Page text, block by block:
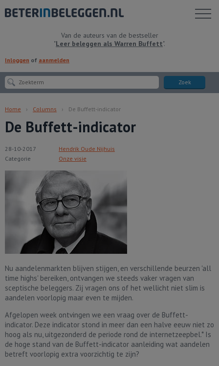
Van de auteurs van de bestseller
"Leer beleggen als Warren Buffett".
Inloggen of aanmelden
Zoek
Toon
Home Columns De Buffett-indicator
De Buffett-indicator
28-10-2017
Hendrik Oude Nijhuis
Categorie
Onze visie
Nu aandelenmarkten blijven stijgen, en verschillende beurzen 'all
time highs' bereiken, ontvangen we steeds vaker vragen van
sceptische beleggers. Zij vragen ons of het wellicht niet slim is
aandelen voorlopig maar even te mijden.
Afgelopen week ontvingen we een vraag over de Buffett-
indicator. Deze indicator stond in meer dan een halve eeuw niet zo
hoog als nu, uitgezonderd de periode rond de internetzeepbel.* Is
de hoge stand van de Buffett-indicator aanleiding wat aandelen
betreft voorlopig extra voorzichtig te zijn?